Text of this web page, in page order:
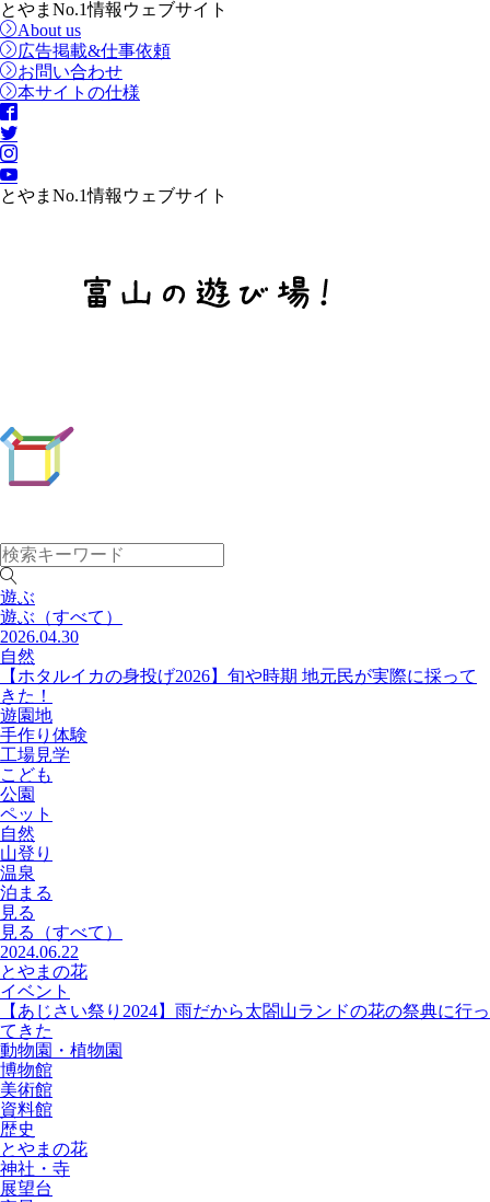
とやまNo.1情報ウェブサイト
About us
広告掲載&仕事依頼
お問い合わせ
本サイトの仕様
とやまNo.1情報ウェブサイト
遊ぶ
遊ぶ （すべて）
2026.04.30
自然
【ホタルイカの身投げ2026】旬や時期 地元民が実際に採って
きた！
遊園地
手作り体験
工場見学
こども
公園
ペット
自然
山登り
温泉
泊まる
見る
見る
（すべて）
2024.06.22
とやまの花
イベント
【あじさい祭り2024】雨だから太閤山ランドの花の祭典に行っ
てきた
動物園・植物園
博物館
美術館
資料館
歴史
とやまの花
神社・寺
展望台